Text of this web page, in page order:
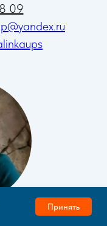
09
Принять